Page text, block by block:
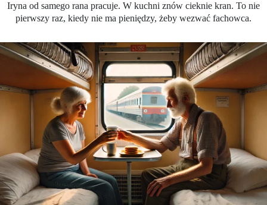
Iryna od samego rana pracuje. W kuchni znów cieknie kran. To nie
pierwszy raz, kiedy nie ma pieniędzy, żeby wezwać fachowca.